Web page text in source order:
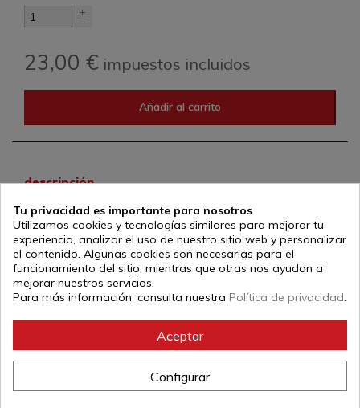
23,00 € impuestos incluidos
Añadir al carrito
descripción
de corte clásico con capucha doble a contraste, bolsillo
canguro a tono, costuras reforzadas en hombros y sisa,
así como doble pespunte en puños y cintura. Felpa lisa
perchada.
50% Algodón - 50% Poliéster / 285 grs./m2
Vinilo de última generación que garantiza su durabilidad y
Producto de calidad fabricado en España.
Referencia: 012oro-36047
Tu privacidad es importante para nosotros
Utilizamos cookies y tecnologías similares para mejorar tu
experiencia, analizar el uso de nuestro sitio web y personalizar
el contenido. Algunas cookies son necesarias para el
funcionamiento del sitio, mientras que otras nos ayudan a
mejorar nuestros servicios.
Para más información, consulta nuestra Política de privacidad
Aceptar
Configurar